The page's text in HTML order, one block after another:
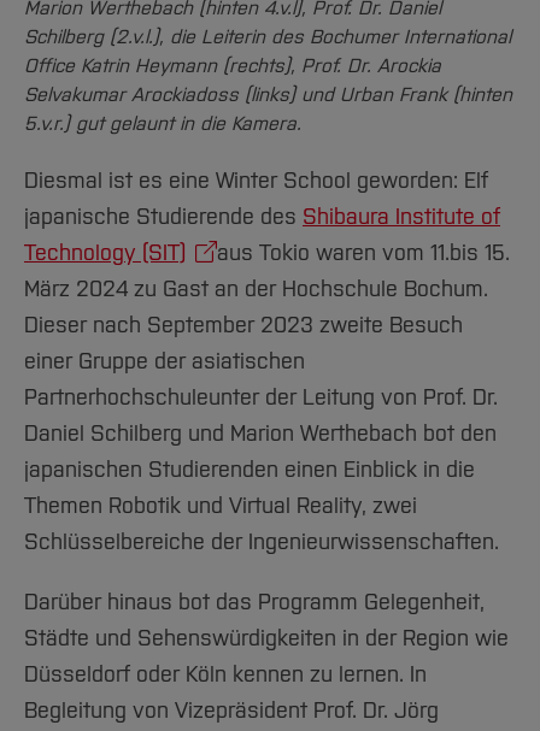
Arbeiten im FB G
Forschung und Projekte
International
Team
Service
Studiengänge
Studieninteressierte
Aktuelles
Studium
Fachgruppen
Forschung und Entwicklung
International
Team
Service
Amtliche Bekanntmachungen
Notfall-Infos
BO Shop
Familiengerechte Hochschule
Gleichstellung
Diskriminierungsfreie Hochschule
Vertretungen
Wahlen
Hochschulbibliothek
Hochschulkommunikation
International Office
qed-Stiftung
Zentrale Studienberatung
Transferprojekt 7 auf dem RuhrSummit 2025
Forschungsergebnisse im Journal Engineering
Failure Analysis veröffentlicht
Innovationsprojekt an der Hochschule: 3D-
gedruckter humanoider Roboter auf
omnidirektionaler Plattform
Marion Werthebach (hinten 4.v.l), Prof. Dr. Daniel
Schilberg (2.v.l.), die Leiterin des Bochumer International
Office Katrin Heymann (rechts), Prof. Dr. Arockia
Selvakumar Arockiadoss (links) und Urban Frank (hinten
5.v.r.) gut gelaunt in die Kamera.
Diesmal ist es eine Winter School geworden: Elf
japanische Studierende des Shibaura Institute of
Technology (SIT)
aus Tokio waren vom 11.bis 15.
März 2024 zu Gast an der Hochschule Bochum.
Dieser nach September 2023 zweite Besuch
einer Gruppe der asiatischen
Partnerhochschuleunter der Leitung von Prof. Dr.
Daniel Schilberg und Marion Werthebach bot den
japanischen Studierenden einen Einblick in die
Themen Robotik und Virtual Reality, zwei
Schlüsselbereiche der Ingenieurwissenschaften.
Darüber hinaus bot das Programm Gelegenheit,
Städte und Sehenswürdigkeiten in der Region wie
Düsseldorf oder Köln kennen zu lernen. In
Begleitung von Vizepräsident Prof. Dr. Jörg